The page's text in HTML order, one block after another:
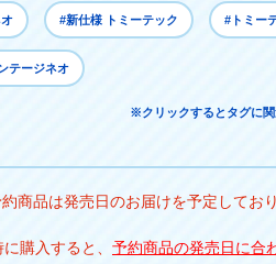
#新仕様 トミーテック #トミー
テージネオ
※クリックするとタグに関
商品は発売日のお届けを予定してお
購入すると、 予約商品の発売日に合